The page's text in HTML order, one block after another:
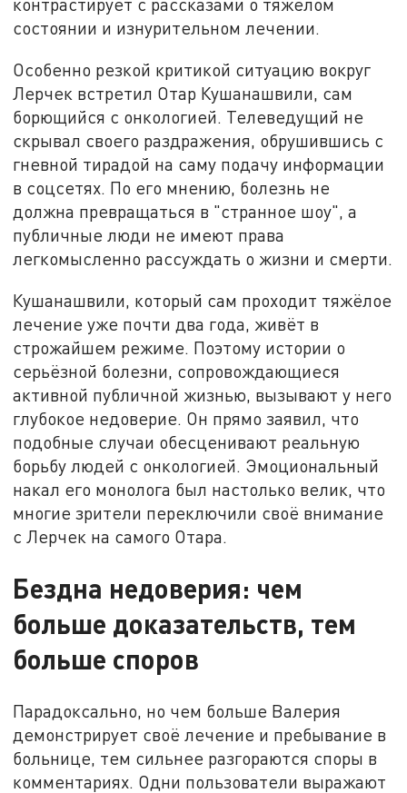
контрастирует с рассказами о тяжёлом
состоянии и изнурительном лечении.
Особенно резкой критикой ситуацию вокруг
Лерчек встретил Отар Кушанашвили, сам
борющийся с онкологией. Телеведущий не
скрывал своего раздражения, обрушившись с
гневной тирадой на саму подачу информации
в соцсетях. По его мнению, болезнь не
должна превращаться в "странное шоу", а
публичные люди не имеют права
легкомысленно рассуждать о жизни и смерти.
Кушанашвили, который сам проходит тяжёлое
лечение уже почти два года, живёт в
строжайшем режиме. Поэтому истории о
серьёзной болезни, сопровождающиеся
активной публичной жизнью, вызывают у него
глубокое недоверие. Он прямо заявил, что
подобные случаи обесценивают реальную
борьбу людей с онкологией. Эмоциональный
накал его монолога был настолько велик, что
многие зрители переключили своё внимание
с Лерчек на самого Отара.
Бездна недоверия: чем
больше доказательств, тем
больше споров
Парадоксально, но чем больше Валерия
демонстрирует своё лечение и пребывание в
больнице, тем сильнее разгораются споры в
комментариях. Одни пользователи выражают